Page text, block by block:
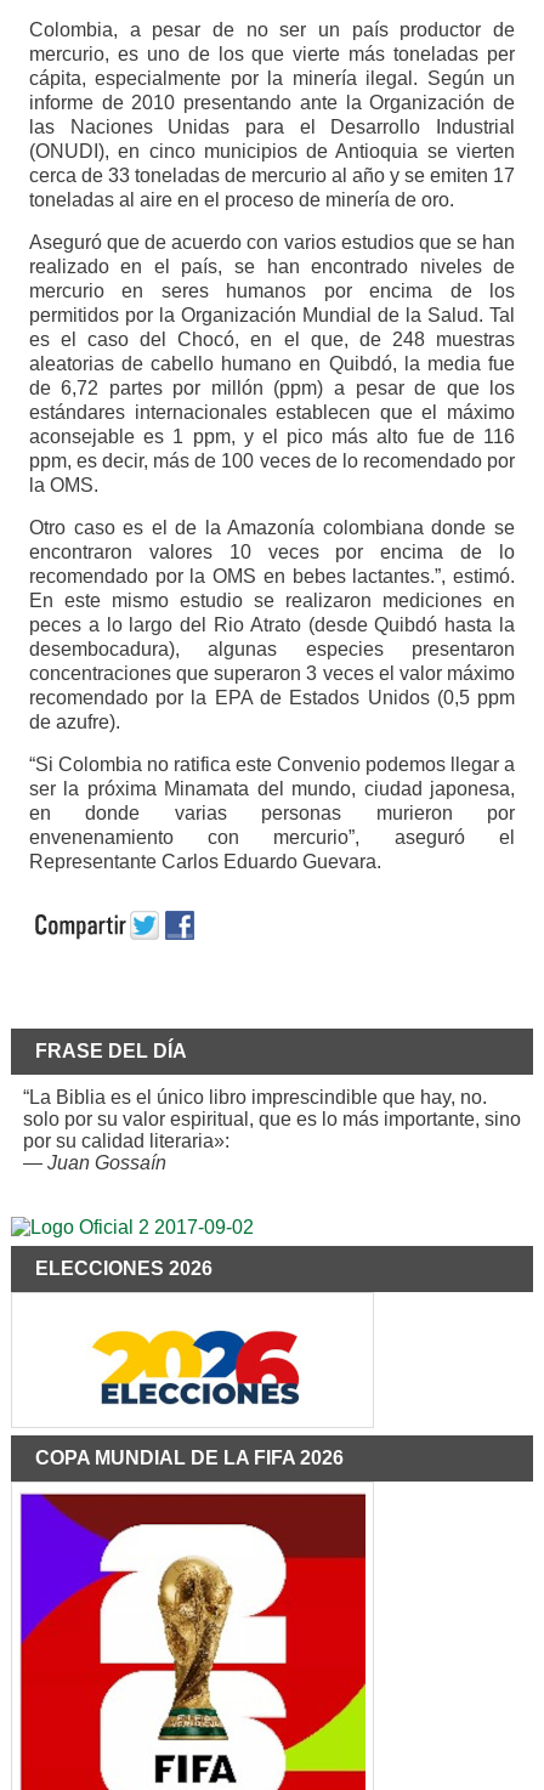
Colombia, a pesar de no ser un país productor de
mercurio, es uno de los que vierte más toneladas per
cápita, especialmente por la minería ilegal. Según un
informe de 2010 presentando ante la Organización de
las Naciones Unidas para el Desarrollo Industrial
(ONUDI), en cinco municipios de Antioquia se vierten
cerca de 33 toneladas de mercurio al año y se emiten 17
toneladas al aire en el proceso de minería de oro.
Aseguró que de acuerdo con varios estudios que se han
realizado en el país, se han encontrado niveles de
mercurio en seres humanos por encima de los
permitidos por la Organización Mundial de la Salud. Tal
es el caso del Chocó, en el que, de 248 muestras
aleatorias de cabello humano en Quibdó, la media fue
de 6,72 partes por millón (ppm) a pesar de que los
estándares internacionales establecen que el máximo
aconsejable es 1 ppm, y el pico más alto fue de 116
ppm, es decir, más de 100 veces de lo recomendado por
la OMS.
Otro caso es el de la Amazonía colombiana donde se
encontraron valores 10 veces por encima de lo
recomendado por la OMS en bebes lactantes.”, estimó.
En este mismo estudio se realizaron mediciones en
peces a lo largo del Rio Atrato (desde Quibdó hasta la
desembocadura), algunas especies presentaron
concentraciones que superaron 3 veces el valor máximo
recomendado por la EPA de Estados Unidos (0,5 ppm
de azufre).
“Si Colombia no ratifica este Convenio podemos llegar a
ser la próxima Minamata del mundo, ciudad japonesa,
en donde varias personas murieron por
envenenamiento con mercurio”, aseguró el
Representante Carlos Eduardo Guevara.
FRASE DEL DÍA
“La Biblia es el único libro imprescindible que hay, no.
solo por su valor espiritual, que es lo más importante, sino
por su calidad literaria»:
— Juan Gossaín
ELECCIONES 2026
COPA MUNDIAL DE LA FIFA 2026